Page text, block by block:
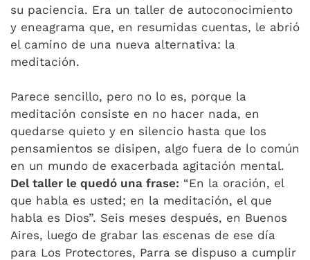
su paciencia. Era un taller de autoconocimiento
y eneagrama que, en resumidas cuentas, le abrió
el camino de una nueva alternativa: la
meditación.
Parece sencillo, pero no lo es, porque la
meditación consiste en no hacer nada, en
quedarse quieto y en silencio hasta que los
pensamientos se disipen, algo fuera de lo común
en un mundo de exacerbada agitación mental.
Del taller le quedó una frase: “En la oración, el
que habla es usted; en la meditación, el que
habla es Dios”. Seis meses después, en Buenos
Aires, luego de grabar las escenas de ese día
para Los Protectores, Parra se dispuso a cumplir